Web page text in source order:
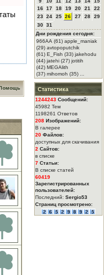
16 17 18 19 20 21
22
23
24 25 26 27 28
29
30 31
Дни рождения сегодня:
966АА (61) apple_maniak
(29) avtopoputchik
(61) E_Fish (33) jakehodu
(44) jatehi (27) jotitih
(42) MEGAlith
(37) mihomoh (35) ...
Статистика
1244243 Сообщений:
45982 Тем
1198261 Ответов
208 Изображений:
В галерее
20 Файлов:
доступных для скачивания
2 Сайтов:
в списке
7 Статьи:
В списке статей
60419
Зарегистрированных
пользователей:
Последний: Sergio53
Страниц просмотрено: